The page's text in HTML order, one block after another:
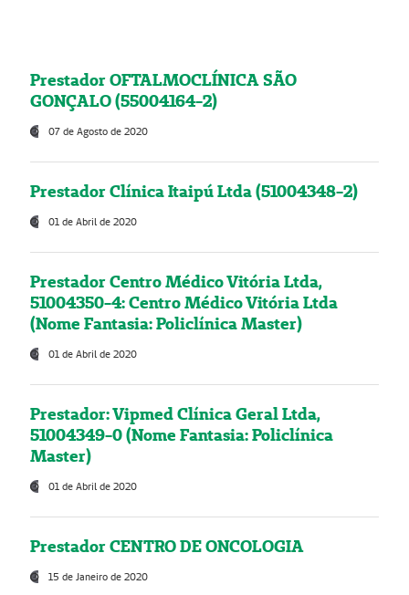
Prestador OFTALMOCLÍNICA SÃO
GONÇALO (55004164-2)
07 de Agosto de 2020
Prestador Clínica Itaipú Ltda (51004348-2)
01 de Abril de 2020
Prestador Centro Médico Vitória Ltda,
51004350-4: Centro Médico Vitória Ltda
(Nome Fantasia: Policlínica Master)
01 de Abril de 2020
Prestador: Vipmed Clínica Geral Ltda,
51004349-0 (Nome Fantasia: Policlínica
Master)
01 de Abril de 2020
Prestador CENTRO DE ONCOLOGIA
15 de Janeiro de 2020